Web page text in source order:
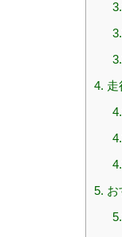
4. 走
5. お